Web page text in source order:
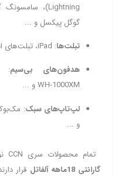
گوگل پیکسل و ...
تبلت‌ها: iPad، تبلت‌های اندرویدی با پورت USB‑C
هدفون‌های بی‌سیم
WH‑1000XM و ...
لپ‌تاپ‌های سبک:
و ...
تمام محصولات سری CCN نوکسو، از جمله CCN‑4، تحت پوشش
گارانتی 18ماهه آلفاتل
قرار